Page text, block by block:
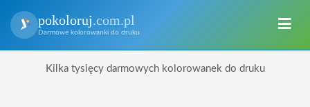
pokoloruj.com.pl
Darmowe kolorowanki do druku
Kilka tysięcy darmowych kolorowanek do druku